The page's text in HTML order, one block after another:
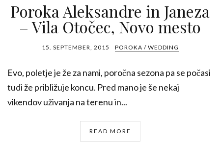
Poroka Aleksandre in Janeza
– Vila Otočec, Novo mesto
15. SEPTEMBER, 2015 POROKA / WEDDING
Evo, poletje je že za nami, poročna sezona pa se počasi
tudi že približuje koncu. Pred mano je še nekaj
vikendov uživanja na terenu in...
READ MORE